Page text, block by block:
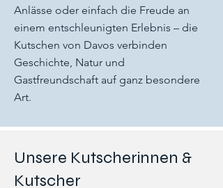
Anlässe oder einfach die Freude an
einem entschleunigten Erlebnis – die
Kutschen von Davos verbinden
Geschichte, Natur und
Gastfreundschaft auf ganz besondere
Art.
Unsere Kutscherinnen &
Kutscher